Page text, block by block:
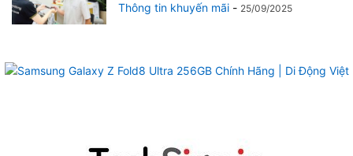
Thông tin khuyến mãi - 25/09/2025